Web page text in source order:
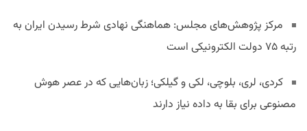
مرکز پژوهش‌های مجلس: هماهنگی نهادی شرط رسیدن ایران به
رتبه ۷۵ دولت الکترونیکی است
کردی، لری، بلوچی، لکی و گیلکی؛ زبان‌هایی که در عصر هوش
مصنوعی برای بقا به داده نیاز دارند